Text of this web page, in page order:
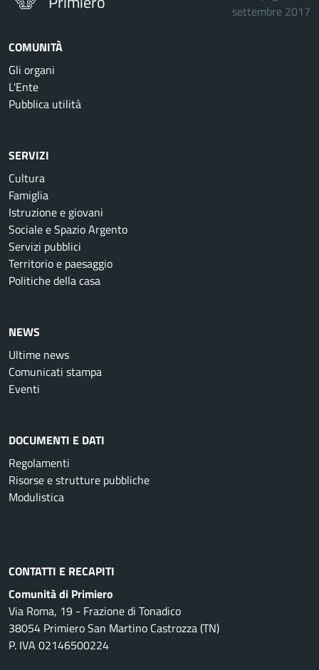
settembre 2017
COMUNITÀ
Gli organi
L'Ente
Pubblica utilità
SERVIZI
Cultura
Famiglia
Istruzione e giovani
Sociale e Spazio Argento
Servizi pubblici
Territorio e paesaggio
Politiche della casa
NEWS
Ultime news
Comunicati stampa
Eventi
DOCUMENTI E DATI
Regolamenti
Risorse e strutture pubbliche
Modulistica
CONTATTI E RECAPITI
Comunità di Primiero
Via Roma, 19 - Frazione di Tonadico
38054 Primiero San Martino Castrozza (TN)
P. IVA 02146500224